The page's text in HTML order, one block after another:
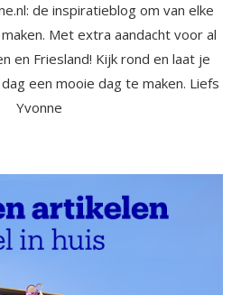
de inspiratieblog om van elke
Met extra aandacht voor al
en Friesland! Kijk rond en laat je
een mooie dag te maken. Liefs
Yvonne